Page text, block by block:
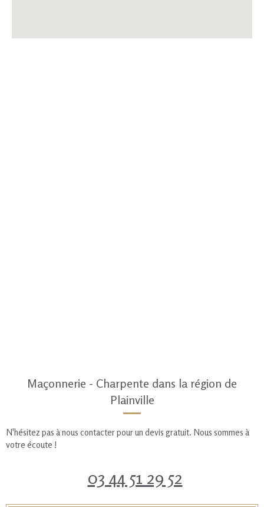
Maçonnerie - Charpente dans la région de
Plainville
N'hésitez pas à nous contacter pour un devis gratuit. Nous sommes à
votre écoute !
03 44 51 29 52